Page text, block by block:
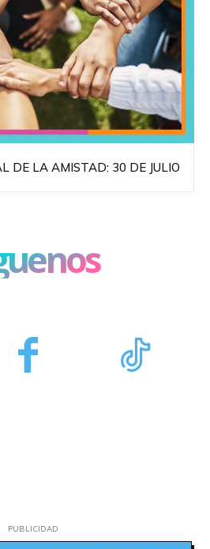
DE LA AMISTAD: 30 DE JULIO
PUBLICIDAD